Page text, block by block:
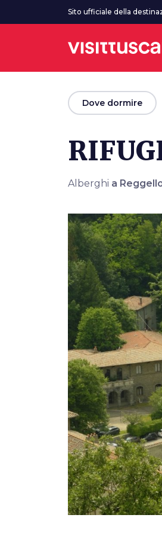
Vai al contenuto principale
Sito ufficiale della
arrow_backDove dormire
Alberghi a